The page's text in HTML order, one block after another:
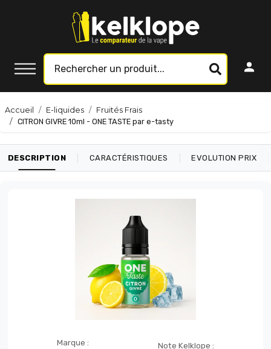
Accueil E-liquides
Fruités Frais
CITRON GIVRE 10ml - ONE TASTE par e-tasty
DESCRIPTION CARACTÉRISTIQUES EVOLUTION PRIX
Marque :
Note Kelklope :